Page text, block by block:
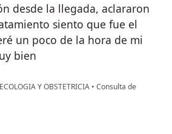
desde la llegada, aclararon
siento que fue el
un poco de la hora de mi
bien
Y OBSTETRICIA • Consulta de
Jiménez